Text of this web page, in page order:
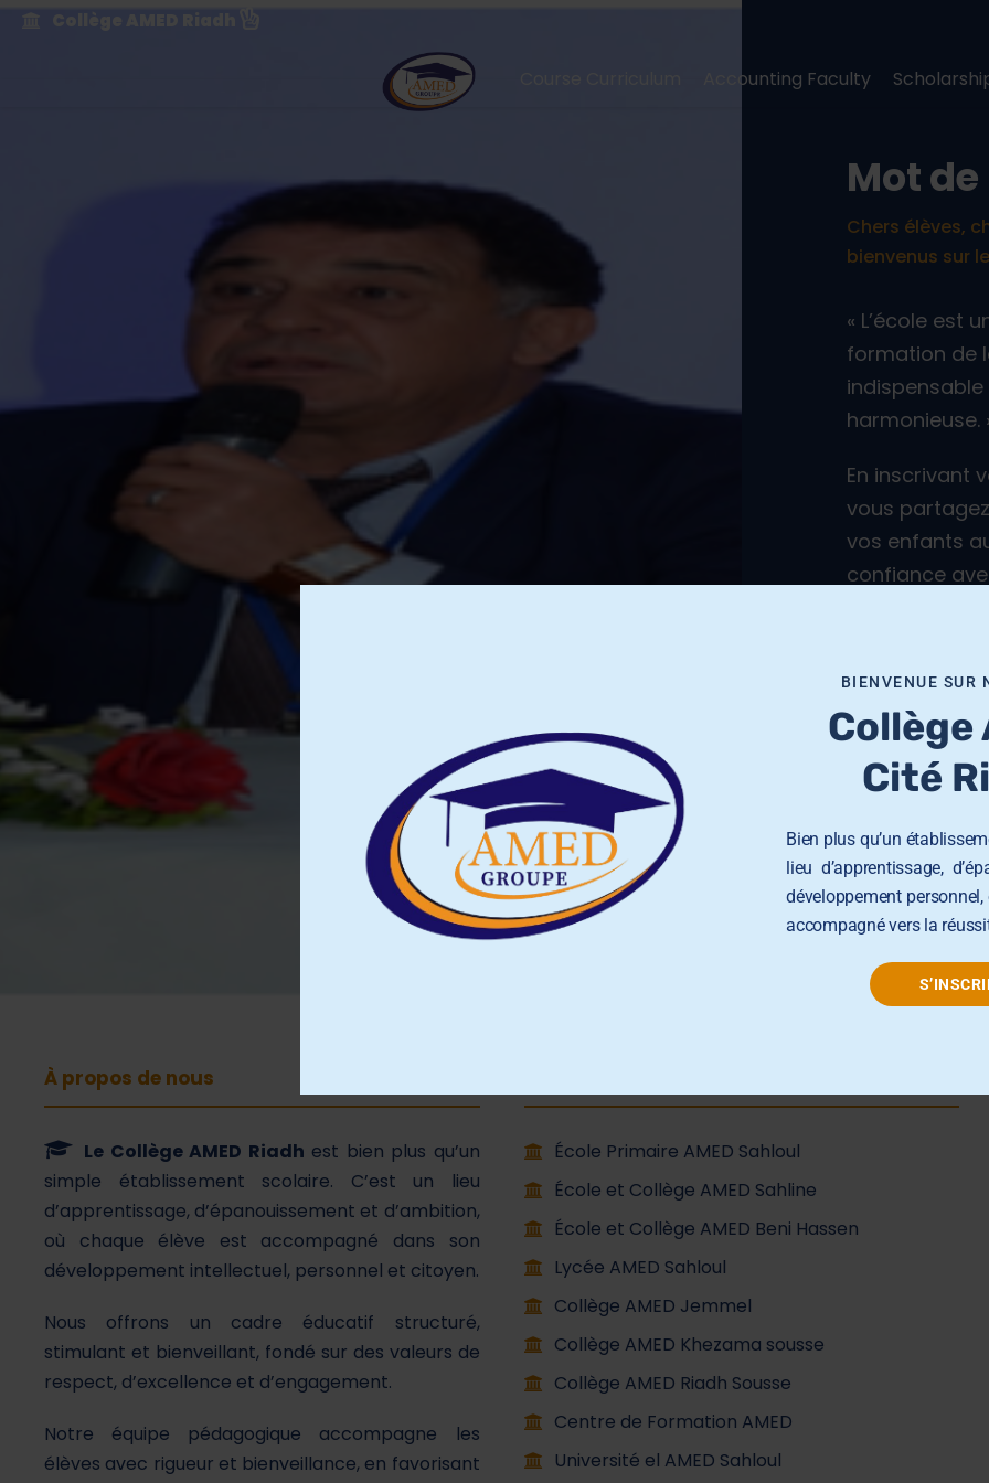
Accounting Faculty
Mot
Chers élèves,
bienvenus sur
« L’école est
formation de
harmonieuse.
En inscrivant
vous
vos enfants
confiance
Notre école
exigences
corps
Notre
totale.
À propos de nous
Le Collège AMED Riadh est bien plus qu’un
simple établissement scolaire. C’est un lieu
d’apprentissage, d’épanouissement et d’ambition,
où chaque élève est accompagné dans son
développement intellectuel, personnel et citoyen.
Nous offrons un cadre éducatif structuré,
stimulant et bienveillant, fondé sur des valeurs de
respect, d’excellence et d’engagement.
Notre équipe pédagogique accompagne les
élèves avec rigueur et bienveillance, en favorisant
École Primaire AMED Sahloul
École et Collège AMED Sahline
École et Collège AMED Beni Hassen
Lycée AMED Sahloul
Collège AMED Jemmel
Collège AMED Khezama sousse
Collège AMED Riadh Sousse
Centre de Formation AMED
Université el AMED Sahloul
BIENVENUE SUR
Collège
Cité
Bien plus qu’un
lieu d’apprentissage,
développement
accompagné vers la